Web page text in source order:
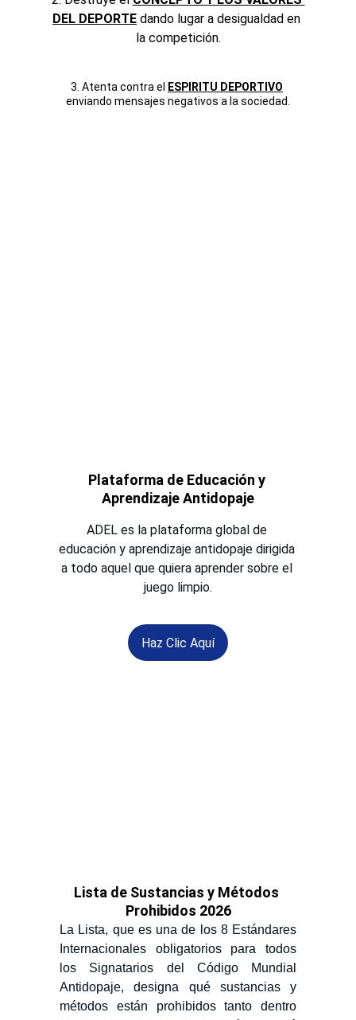
DEL DEPORTE dando lugar a desigualdad en
la competición.
3. Atenta contra el
ESPIRITU DEPORTIVO
enviando mensajes negativos a la sociedad.
Plataforma de Educación y
Aprendizaje Antidopaje
ADEL es la plataforma global de
educación y aprendizaje antidopaje dirigida
a todo aquel que quiera aprender sobre el
juego limpio.
Lista de Sustancias y Métodos
Prohibidos 2026
La Lista, que es una de los 8 Estándares
Internacionales obligatorios para todos
los Signatarios del Código Mundial
Antidopaje, designa qué sustancias y
métodos están prohibidos tanto dentro
Haz Clic Aquí